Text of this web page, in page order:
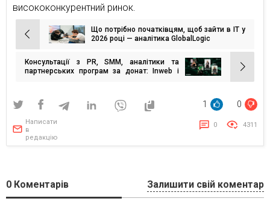
висококонкурентний ринок.
Навігація
записів
Що потрібно початківцям, щоб зайти в ІТ у
2026 році — аналітика GlobalLogic
Консультації з PR, SMM, аналітики та
партнерських програм за донат: Inweb і
1 0
Написати
в
редакцію
0 4311
0 Коментарів Залишити свій коментар